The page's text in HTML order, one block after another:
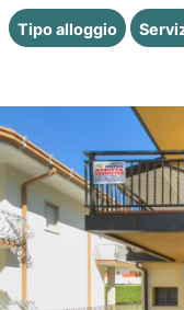
Tipo alloggio